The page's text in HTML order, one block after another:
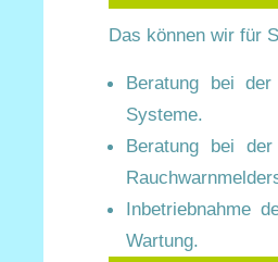
Das können wir für
Beratung bei
Systeme.
Beratung bei
Inbetriebnahme
Wartung.